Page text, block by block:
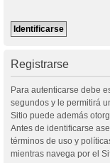
Registrarse
Para autenticarse debe
segundos y le permitirá
Sitio puede además
Antes de identificarse
términos de uso y
mientras navega por el